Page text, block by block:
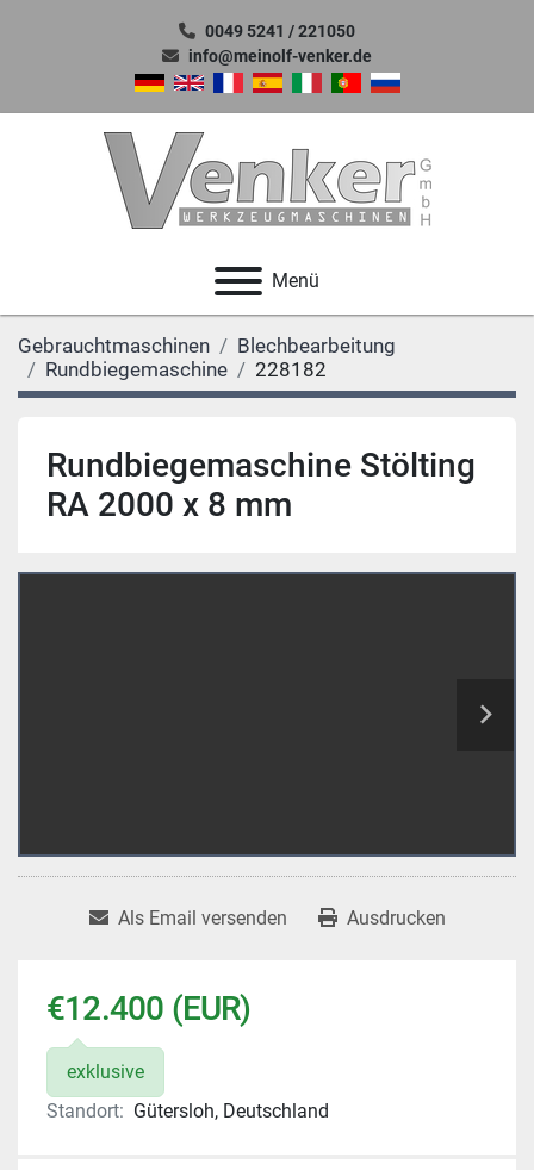
0049 5241 / 221050
info@meinolf-venker.de
Menü
Gebrauchtmaschinen
Blechbearbeitung
Rundbiegemaschine
228182
Rundbiegemaschine Stölting
RA 2000 x 8 mm
Als Email versenden Ausdrucken
€12.400 (EUR)
exklusive
Standort: Gütersloh, Deutschland